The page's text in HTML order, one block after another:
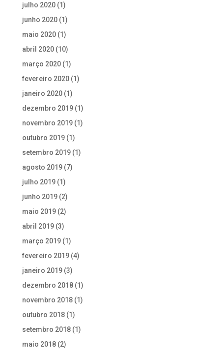
julho 2020(1)
junho 2020(1)
maio 2020(1)
abril 2020(10)
março 2020(1)
fevereiro 2020(1)
janeiro 2020(1)
dezembro 2019(1)
novembro 2019(1)
outubro 2019(1)
setembro 2019(1)
agosto 2019(7)
julho 2019(1)
junho 2019(2)
maio 2019(2)
abril 2019(3)
março 2019(1)
fevereiro 2019(4)
janeiro 2019(3)
dezembro 2018(1)
novembro 2018(1)
outubro 2018(1)
setembro 2018(1)
maio 2018(2)